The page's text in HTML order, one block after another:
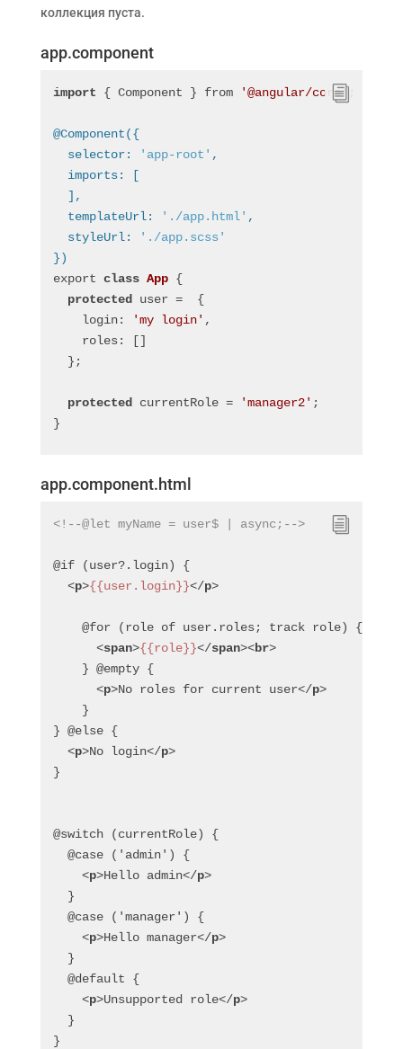
коллекция пуста.
app.component
import { Component } from '@angular/core';
@Component({
  selector:
'app-root' ,
  imports: [
  ],
  templateUrl:
'./app.html' ,
  styleUrl:
'./app.scss'
})
export class App {
protected user =  {
    login:
'my login' ,
    roles: []
  };
protected currentRole = 'manager2' ;
}
app.component.html
<!--@let myName = user$ | async;-->
@if (user?.login) {
<p>{{user.login}}</p>
    @for (role of user.roles; track role) {
<span>{{role}}</span><br>
    } @empty {
<p>No roles for current user</p>
    }
} @else {
<p>No login</p>
}
@switch (currentRole) {
  @case ('admin') {
<p>Hello admin</p>
  }
  @case ('manager') {
<p>Hello manager</p>
  }
  @default {
<p>Unsupported role</p>
  }
}